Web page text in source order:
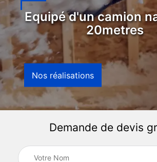
Equipé d'un camion
20metres
Nos réalisations
Demande de devis